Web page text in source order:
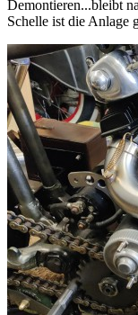
Demontieren...bleibt
Schelle ist die Anlage